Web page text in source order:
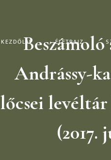
KEZDŐLAP ÉLETRAJZ
Andrássy-
lőcsei
(2017.